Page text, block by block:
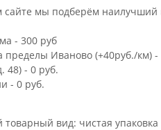
мы подберём наилучший
- 300 руб
пределы Иваново (+40руб./км) -
48) - 0 руб.
- 0 руб.
вид: чистая упаковка